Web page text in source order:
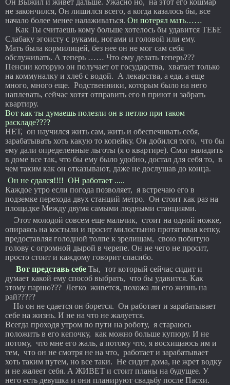
Он Выжил и живет дальше. Ужасно но, на этот его кошмар
не закончился, Он лишился всего, а когда казалось бы, все
начало более менее налаживаться. Он потерял мать……
Как Ты считаешь кому больше хотелось бы удавится ТЕБЕ
Слабаку эгоисту с руками, ногами и головой или ему.
Мать была кормилицей, без нее он не мог сам себя
обслуживать. А теперь …… Что ему делать теперь???
Пенсии которую он получает от государства, хватает только
на коммуналку и хлеб с водой. А лекарства, а еда, а еще
много, много еще. Родственники, которым было на него
наплевать, сейчас хотят отправить его в приют и забрать
квартиру.
Вот как ты думаешь полезли он в петлю при таком
раскладе????
НЕТ, он научился жить сам, жить и обеспечивать себя,
зарабатывать хоть какую то копейку. Он добился того, что бы
ему дали определенные льготы (я о квартире). Смог наладить
в доме все так, что бы ему было удобно, достал для себя то, в
чем таким как он отказывают, даже не дослушав до конца.
Он не сдался!!!! ОН работает .....
Каждое утро если погода позволяет, я встречаю его в
подземке перехода двух станций метро. Он стоит как раз на
площадке Между двумя самыми людными станциями.
Этот молодой совсем еще мальчик, стоит на одной ножке,
опираясь на костыли и просит милостыню протягивая кепку,
предоставляя голодной толпе к зрелищам, свою побитую
голову с огромной дырой в черепе. Он не чего не просит,
просто стоит и каждому говорит спасибо.
Вот представь себе Ты, тот который сейчас сидит и
думает какой ему способ выбрать, что бы удавится. Как
этому парню??? Легко живется, похожа ли его жизнь на
рай?????
Но он не сдается он борется. Он работает и зарабатывает
себе на жизнь. И не на что не жалуется.
Всегда проходя утром по пути на роботу, я стараюсь
положить в его кепочку, как можно больше купюру. И не
потому, что мне его жаль, а потому что, я восхищаюсь им и
тем, что он не смотря не на что, работает и зарабатывает
хоть таким путем, но все таки. Не сидит дома, не жрет водку
и не жалеет себя. А ЖИВЕТ и стоит планы на будущее. У
него есть девушка и они планируют свадьбу после Пасхи.